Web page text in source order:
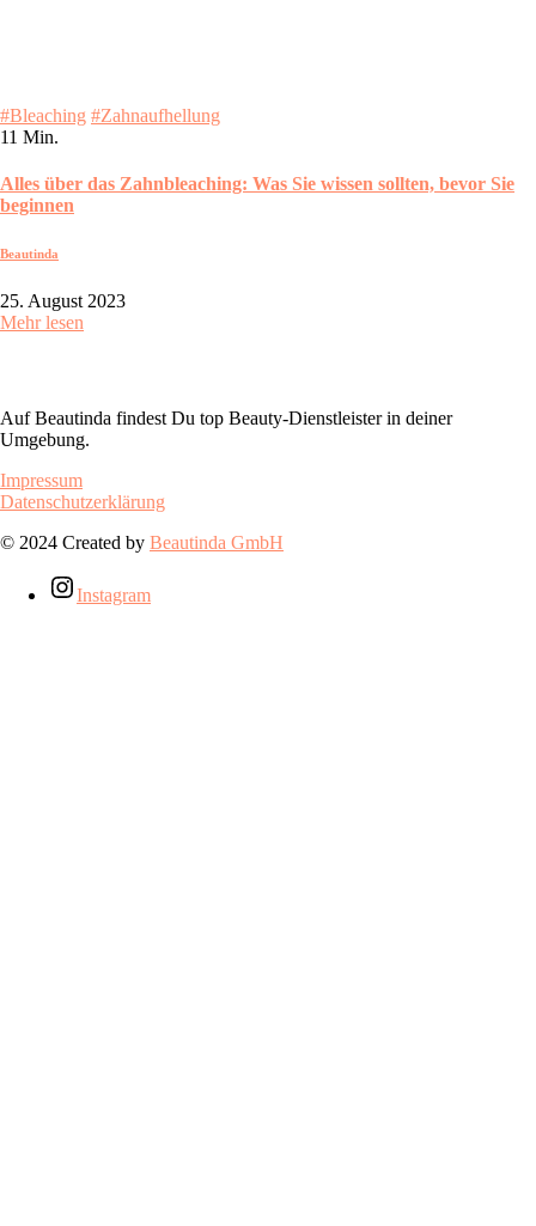
#Bleaching #Zahnaufhellung
11 Min.
Alles über das Zahnbleaching: Was Sie wissen sollten, bevor Sie
beginnen
Beautinda
25. August 2023
Mehr lesen
Auf Beautinda findest Du top Beauty-Dienstleister in deiner
Umgebung.
Impressum
Datenschutzerklärung
© 2024 Created by Beautinda GmbH
Instagram